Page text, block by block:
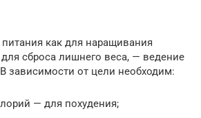
как для наращивания
для сброса лишнего веса, — ведение
зависимости от цели необходим:
— для похудения;